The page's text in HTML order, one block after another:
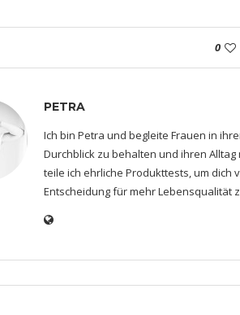
0
PETRA
Ich bin Petra und begleite Frauen in
Durchblick zu behalten und ihren
teile ich ehrliche Produkttests, um
Entscheidung für mehr Lebensqualität